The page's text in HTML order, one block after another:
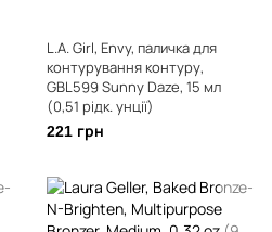
L.A. Girl, Envy, паличка для
контурування контуру,
GBL599 Sunny Daze, 15 мл
(0,51 рідк. унції)
221 грн